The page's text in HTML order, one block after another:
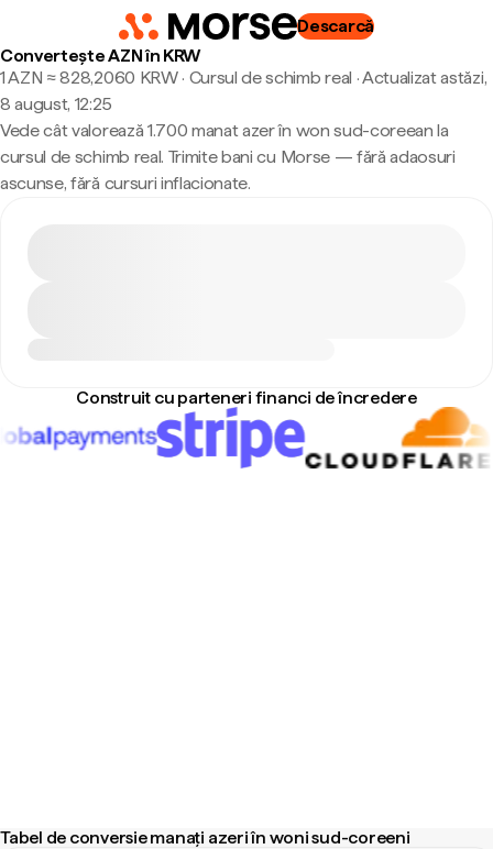
Descarcă
Convertește AZN în KRW
1 AZN ≈ 828,2060 KRW · Cursul de schimb real ·Actualizat astăzi,
8 august, 12:25
Vede cât valorează 1.700 manat azer în won sud-coreean la
cursul de schimb real. Trimite bani cu Morse — fără adaosuri
ascunse, fără cursuri inflacionate.
Construit cu parteneri financi de încredere
Tabel de conversie manați azeri în woni sud-coreeni